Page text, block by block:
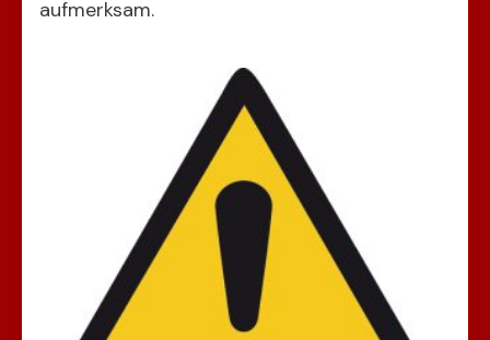
aufmerksam.